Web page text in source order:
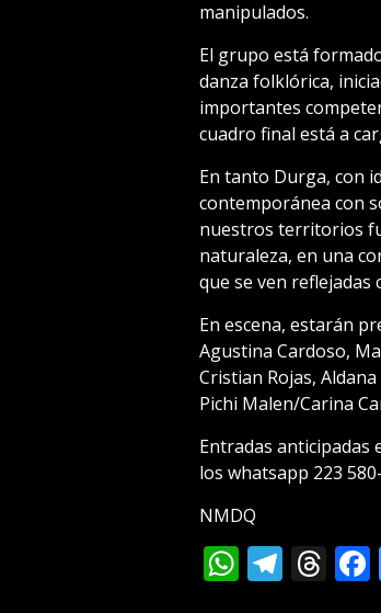
manipulados.
El grupo está
danza folklórica,
importantes
cuadro final está a
En tanto Durga, con
contemporánea con
nuestros territorios
naturaleza, en una
que se ven
En escena, estarán
Agustina Cardoso,
Cristian Rojas,
Pichi Malen/Carina
Entradas anticipadas
los whatsapp 223
NMDQ